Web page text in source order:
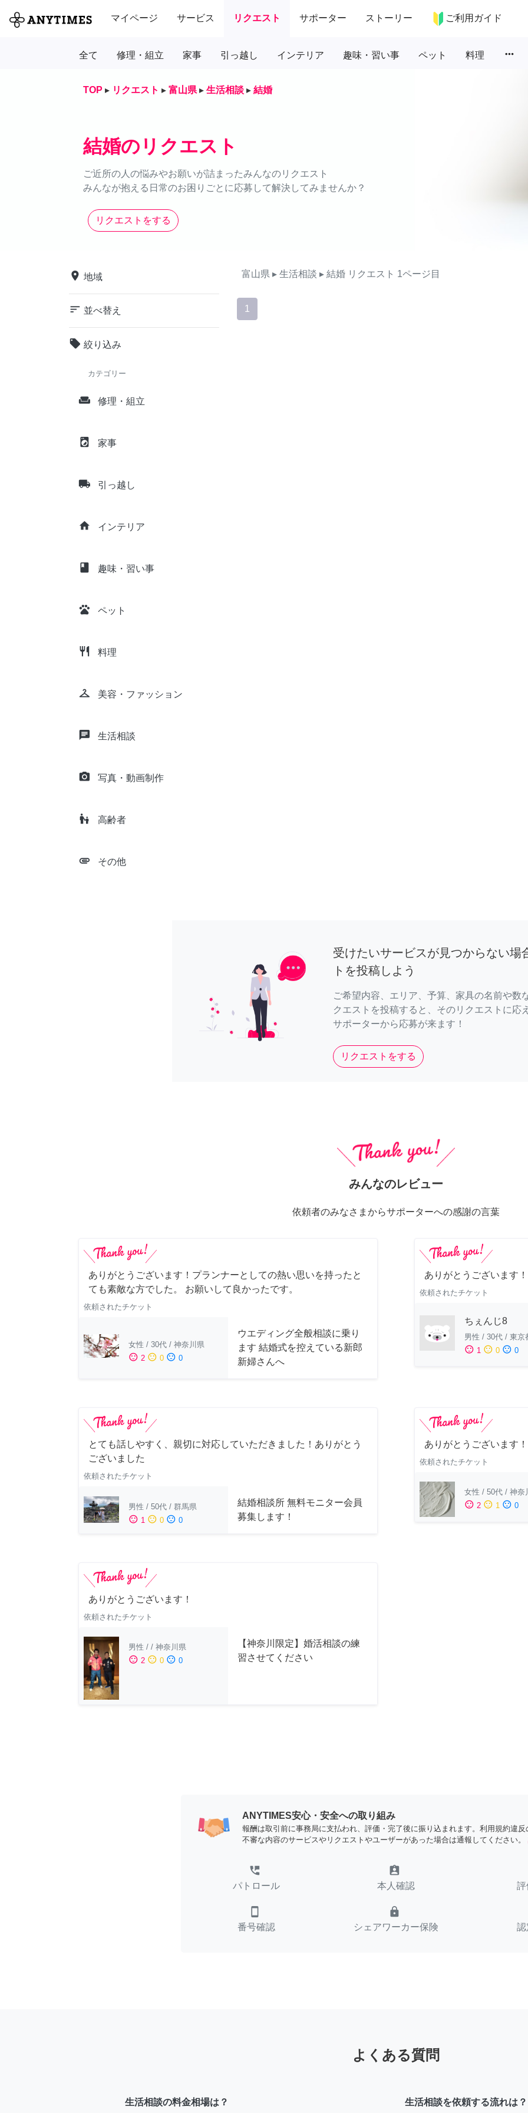
マイページ サービス リクエスト サポーター ストーリー ご利用ガイド
全て 修理・組立 家事 引っ越し インテリア 趣味・習い事 ペット 料理 more_horiz
TOP ▸ リクエスト ▸ 富山県 ▸ 生活相談 ▸ 結婚
結婚のリクエスト
ご近所の人の悩みやお願いが詰まったみんなのリクエスト
みんなが抱える日常のお困りごとに応募して解決してみませんか？
リクエストをする
place 地域
sort 並べ替え
local_offer 絞り込み
カテゴリー
weekend 修理・組立
local_laundry_service 家事
local_shipping 引っ越し
home インテリア
class 趣味・習い事
pets ペット
restaurant 料理
checkroom 美容・ファッション
chat 生活相談
camera_alt 写真・動画制作
escalator_warning 高齢者
attachment その他
富山県 ▸ 生活相談 ▸ 結婚 リクエスト 1ページ目
1
受けたいサービスが見つからない場
トを投稿しよう
ご希望内容、エリア、予算、家具の名前や数
クエストを投稿すると、そのリクエストに応
サポーターから応募が来ます！
リクエストをする
みんなのレビュー
依頼者のみなさまからサポーターへの感謝の言葉
ありがとうございます！プランナーとしての熱い思いを持ったと
ても素敵な方でした。 お願いして良かったです。
依頼されたチケット
女性 / 30代 / 神奈川県
sentiment_satisfied 2 sentiment_neutral 0 sentiment_dissatisfied 0
ウエディング全般相談に乗り
ます 結婚式を控えている新郎
新婦さんへ
ありがとうございます！
依頼されたチケット
ちぇんじ8
男性 / 30代 / 東京
sentiment_satisfied 1 sentiment_neutral 0 sentiment_dissatisfied 0
とても話しやすく、親切に対応していただきました！ありがとう
ございました
依頼されたチケット
男性 / 50代 / 群馬県
sentiment_satisfied 1 sentiment_neutral 0 sentiment_dissatisfied 0
結婚相談所 無料モニター会員
募集します！
ありがとうございます！
依頼されたチケット
女性 / 50代 / 神奈
sentiment_satisfied 2 sentiment_neutral 1 sentiment_dissatisfied 0
ありがとうございます！
依頼されたチケット
男性 / / 神奈川県
sentiment_satisfied 2 sentiment_neutral 0 sentiment_dissatisfied 0
【神奈川限定】婚活相談の練
習させてください
ANYTIMES安心・安全への取り組み
報酬は取引前に事務局に支払われ、評価・完了後に振り込まれます。利用規約違反
不審な内容のサービスやリクエストやユーザーがあった場合は通報してください。
perm_phone_msg
パトロール
assignment_ind
本人確認
smartphone
番号確認
lock
シェアワーカー保険
よくある質問
生活相談の料金相場は？ 生活相談を依頼する流れは？